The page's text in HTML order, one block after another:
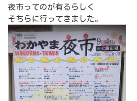
夜市ってのが有るらしく
そちらに行ってきました。